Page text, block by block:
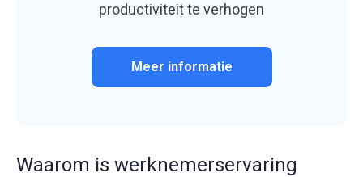
productiviteit te verhogen
Meer informatie
Waarom is werknemerservaring